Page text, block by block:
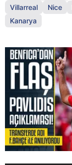
Villarreal
Nice
Kanarya